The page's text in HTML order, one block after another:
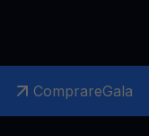
ComprareGala